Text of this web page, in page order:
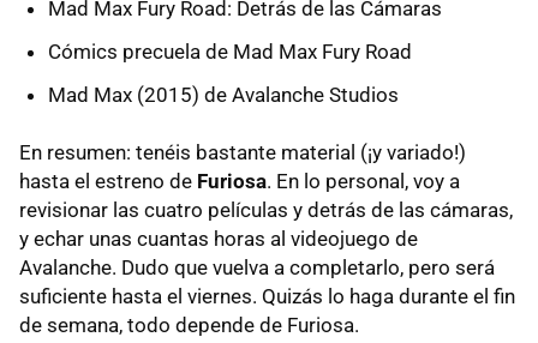
Mad Max Fury Road: Detrás de las Cámaras
Cómics precuela de Mad Max Fury Road
Mad Max (2015) de Avalanche Studios
En resumen: tenéis bastante material (¡y variado!)
hasta el estreno de Furiosa. En lo personal, voy a
revisionar las cuatro películas y detrás de las cámaras,
y echar unas cuantas horas al videojuego de
Avalanche. Dudo que vuelva a completarlo, pero será
suficiente hasta el viernes. Quizás lo haga durante el fin
de semana, todo depende de Furiosa.